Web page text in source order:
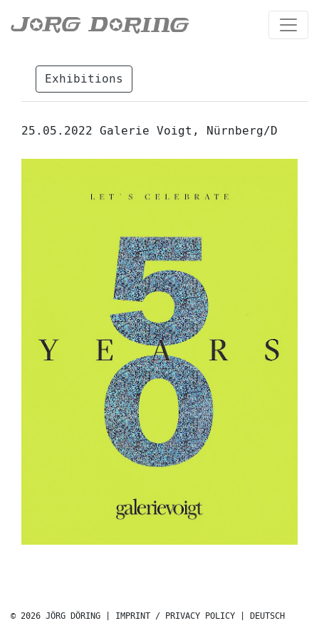
Exhibitions
25.05.2022 Galerie Voigt, Nürnberg/D
© 2026 JÖRG DÖRING | IMPRINT / PRIVACY POLICY DEUTSCH